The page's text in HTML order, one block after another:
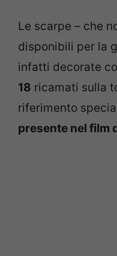
Le scarpe – che
disponibili per la
infatti decorate
18 ricamati sulla
riferimento
presente nel film